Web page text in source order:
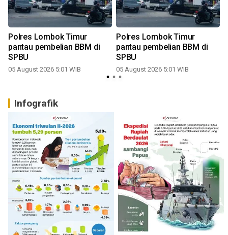
Polres Lombok Timur
pantau pembelian BBM di
SPBU
05 August 2026 5:01 WIB
Polres Lombok Timur
pantau pembelian BBM di
SPBU
05 August 2026 5:01 WIB
Infografik